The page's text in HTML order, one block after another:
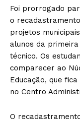
Foi prorrogado
o
projetos
alunos da
técnico. Os
comparecer ao
Educação, que
no Centro
O